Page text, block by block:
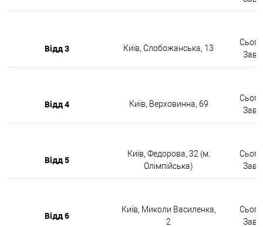
Відд 3 Київ, Слобожанська, 13
Відд 4 Київ, Верховинна, 69
Відд 5
Київ, Федорова, 32 (м.
Олімпійська)
Відд 6
Київ, Миколи Василенка,
2